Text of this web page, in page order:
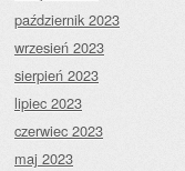
październik 2023
wrzesień 2023
sierpień 2023
lipiec 2023
czerwiec 2023
maj 2023